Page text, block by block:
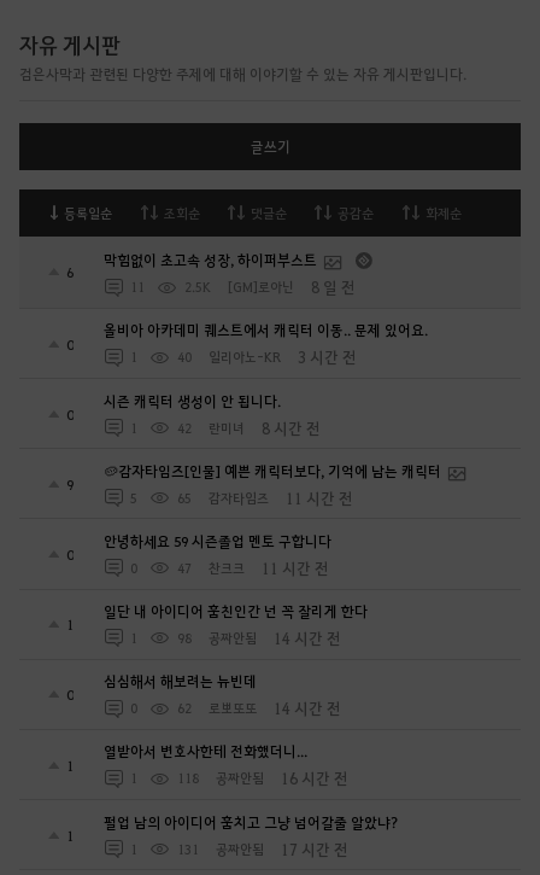
자유 게시판
검은사막과 관련된 다양한 주제에 대해 이야기할 수 있는 자유 게시판입니다.
글쓰기
등록일순 조회순 댓글순 공감순 화제순
6
막힘없이 초고속 성장, 하이퍼부스트
11 2.5K [GM]로아닌 8 일 전
0
올비아 아카데미 퀘스트에서 캐릭터 이동.. 문제 있어요.
1 40 일리아노-KR 3 시간 전
0
시즌 캐릭터 생성이 안 됩니다.
1 42 란미녀 8 시간 전
9
🥔감자타임즈[인물] 예쁜 캐릭터보다, 기억에 남는 캐릭터
5 65 감자타임즈 11 시간 전
0
안녕하세요 59 시즌졸업 멘토 구합니다
0 47 찬크크 11 시간 전
1
일단 내 아이디어 훔친인간 넌 꼭 잘리게 한다
1 98 공짜안됨 14 시간 전
0
심심해서 해보려는 뉴빈데
0 62 로뽀또또 14 시간 전
1
열받아서 변호사한테 전화했더니...
1 118 공짜안됨 16 시간 전
1
펄업 남의 아이디어 훔치고 그냥 넘어갈줄 알았냐?
1 131 공짜안됨 17 시간 전